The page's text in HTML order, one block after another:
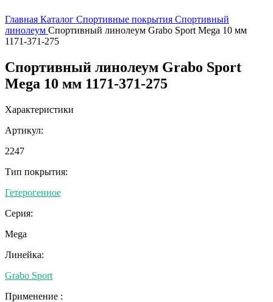
Главная Каталог Спортивные покрытия Спортивный
линолеум Спортивный линолеум Grabo Sport Mega 10 мм
1171-371-275
Спортивный линолеум Grabo Sport
Mega 10 мм 1171-371-275
Характеристики
Артикул:
2247
Тип покрытия:
Гетерогенное
Серия:
Mega
Линейка:
Grabo Sport
Применение :